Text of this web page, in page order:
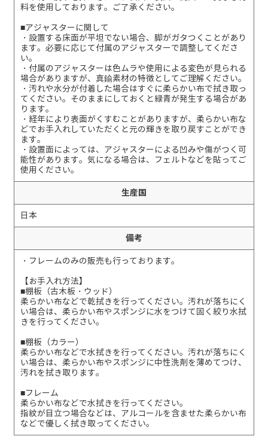
料を使用しております。ご了承ください。
■アジャスターに関して
・設置する床面が平坦でない場合、脚がガタつくことがあり
ます。必要に応じて付属のアジャスターで調整してくださ
い。
・付属のアジャスターは色ムラや使用による変色が見られる
場合がありますが、真鍮素材の特徴としてご理解ください。
・汚れや水分が付着した場合はすぐに柔らかい布で拭き取っ
てください。そのままにしておくと緑青が発生する場合があ
ります。
・経年により表面がくすむことがありますが、柔らかい布な
どでお手入れしていただくと元の輝きを取り戻すことができ
ます。
・設置面によっては、アジャスターによる凹みや傷がつく可
能性があります。気になる場合は、フェルトなどを貼ってご
使用ください。
生産国
日本
備考
・フレームのみの販売も行っております。
【お手入れ方法】
■棚板（古木板・ウッド）
柔らかい布などで乾拭きを行ってください。汚れが落ちにく
い場合は、柔らかい布やスポンジに水をつけて固く絞り水拭
きを行ってください。
■棚板（カラー）
柔らかい布などで水拭きを行ってください。汚れが落ちにく
い場合は、柔らかい布やスポンジに中性洗剤を薄めてつけ、
汚れを拭き取ります。
■フレーム
柔らかい布などで水拭きを行ってください。
指紋が目立つ場合などは、アルコールを含ませた柔らかい布
などで優しく拭き取ってください。